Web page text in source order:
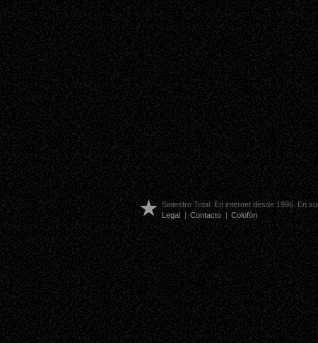
Siniestro Total. En internet desde 1996. En
Legal | Contacto | Colofón